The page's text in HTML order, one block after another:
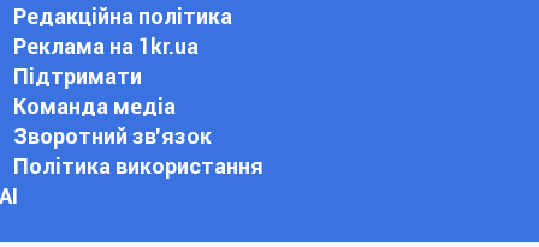
Редакційна політика
Реклама на 1kr.ua
Підтримати
Команда медіа
Зворотний зв'язок
Політика використання
АІ